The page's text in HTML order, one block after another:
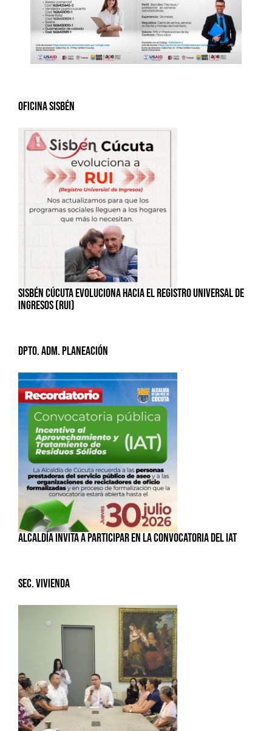
Oficina Sisbén
SISBÉN CÚCUTA EVOLUCIONA HACIA EL REGISTRO UNIVERSAL DE
INGRESOS (RUI)
Dpto. Adm. Planeación
ALCALDÍA INVITA A PARTICIPAR EN LA CONVOCATORIA DEL IAT
Sec. Vivienda